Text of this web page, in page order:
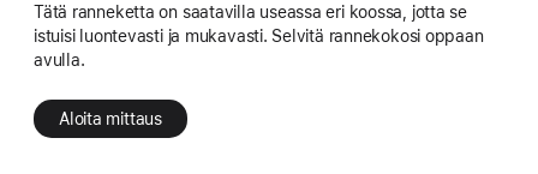
Tätä ranneketta on saatavilla useassa eri koossa, jotta se
istuisi luontevasti ja mukavasti. Selvitä rannekokosi oppaan
avulla.
Aloita mittaus